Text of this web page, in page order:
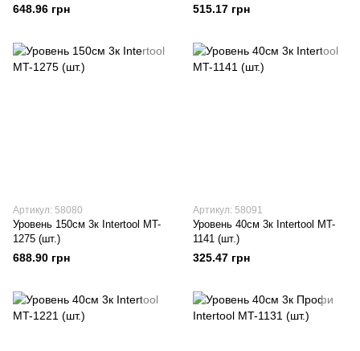
648.96 грн 515.17 грн
Артикул: 58080
Уровень 150см 3к Intertool MT-
1275 (шт.)
688.90 грн
Артикул: 58091
Уровень 40см 3к Intertool MT-
1141 (шт.)
325.47 грн